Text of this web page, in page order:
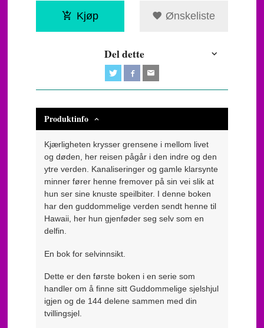
Kjøp Ønskeliste
Del dette
Produktinfo
Kjærligheten krysser grensene i mellom livet
og døden, her reisen pågår i den indre og den
ytre verden. Kanaliseringer og gamle klarsynte
minner fører henne fremover på sin vei slik at
hun ser sine knuste speilbiter. I denne boken
har den guddommelige verden sendt henne til
Hawaii, her hun gjenføder seg selv som en
delfin.
En bok for selvinnsikt.
Dette er den første boken i en serie som
handler om å finne sitt Guddommelige sjelshjul
igjen og de 144 delene sammen med din
tvillingsjel.